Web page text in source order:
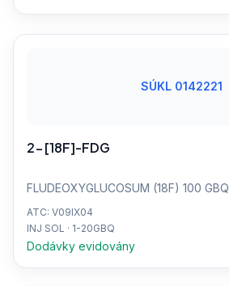
SÚKL 0142221
2-[18F]-FDG
FLUDEOXYGLUCOSUM (18F) 100 GBQ
ATC: V09IX04
INJ SOL · 1-20GBQ
Dodávky evidovány